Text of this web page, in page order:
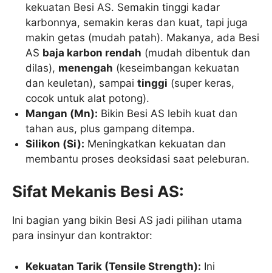
kekuatan Besi AS. Semakin tinggi kadar
karbonnya, semakin keras dan kuat, tapi juga
makin getas (mudah patah). Makanya, ada Besi
AS baja karbon rendah (mudah dibentuk dan
dilas), menengah (keseimbangan kekuatan
dan keuletan), sampaitinggi (super keras,
cocok untuk alat potong).
Mangan (Mn): Bikin Besi AS lebih kuat dan
tahan aus, plus gampang ditempa.
Silikon (Si): Meningkatkan kekuatan dan
membantu proses deoksidasi saat peleburan.
Sifat Mekanis Besi AS:
Ini bagian yang bikin Besi AS jadi pilihan utama
para insinyur dan kontraktor:
Kekuatan Tarik (Tensile Strength): Ini